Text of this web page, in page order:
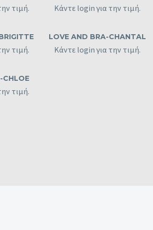
τιμή. Κάντε login για την τιμή.
τιμή.
LOVE AND BRA-CHANTAL
Κάντε login για την τιμή.
CHLOE
τιμή.